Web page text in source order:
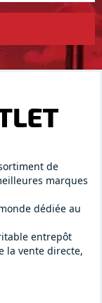
de
marques
dédiée au
entrepôt
la vente directe,